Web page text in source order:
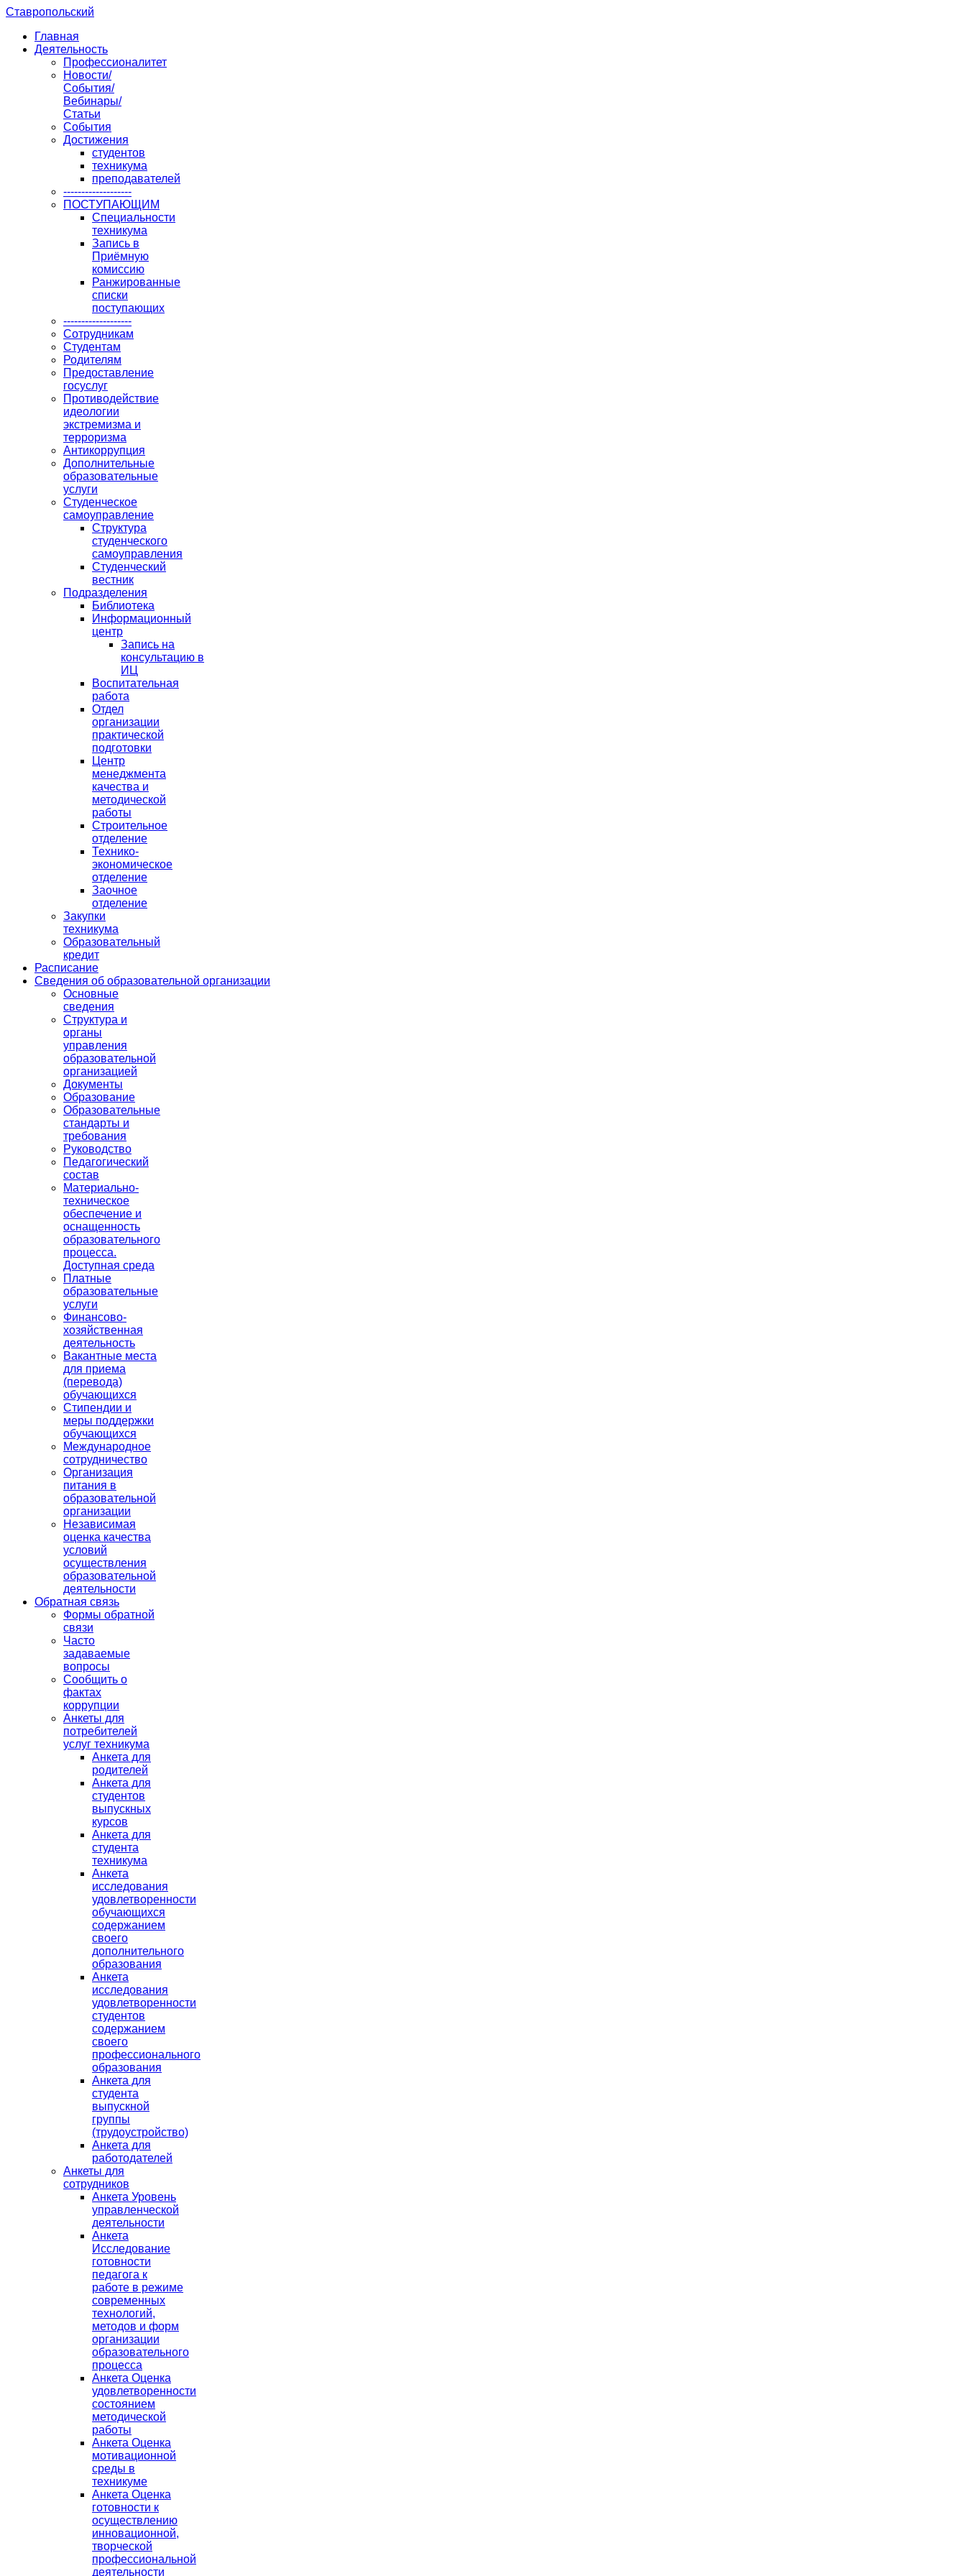
Ставропольский
Главная
Деятельность
Профессионалитет
Новости/
События/
Вебинары/
Статьи
События
Достижения
студентов
техникума
преподавателей
-------------------
ПОСТУПАЮЩИМ
Специальности
техникума
Запись в
Приёмную
комиссию
Ранжированные
списки
поступающих
-------------------
Сотрудникам
Студентам
Родителям
Предоставление
госуслуг
Противодействие
идеологии
экстремизма и
терроризма
Антикоррупция
Дополнительные
образовательные
услуги
Студенческое
самоуправление
Структура
студенческого
самоуправления
Студенческий
вестник
Подразделения
Библиотека
Информационный
центр
Запись на
консультацию в
ИЦ
Воспитательная
работа
Отдел
организации
практической
подготовки
Центр
менеджмента
качества и
методической
работы
Строительное
отделение
Технико-
экономическое
отделение
Заочное
отделение
Закупки
техникума
Образовательный
кредит
Расписание
Сведения об образовательной организации
Основные
сведения
Структура и
органы
управления
образовательной
организацией
Документы
Образование
Образовательные
стандарты и
требования
Руководство
Педагогический
состав
Материально-
техническое
обеспечение и
оснащенность
образовательного
процесса.
Доступная среда
Платные
образовательные
услуги
Финансово-
хозяйственная
деятельность
Вакантные места
для приема
(перевода)
обучающихся
Стипендии и
меры поддержки
обучающихся
Международное
сотрудничество
Организация
питания в
образовательной
организации
Независимая
оценка качества
условий
осуществления
образовательной
деятельности
Обратная связь
Формы обратной
связи
Часто
задаваемые
вопросы
Сообщить о
фактах
коррупции
Анкеты для
потребителей
услуг техникума
Анкета для
родителей
Анкета для
студентов
выпускных
курсов
Анкета для
студента
техникума
Анкета
исследования
удовлетворенности
обучающихся
содержанием
своего
дополнительного
образования
Анкета
исследования
удовлетворенности
студентов
содержанием
своего
профессионального
образования
Анкета для
студента
выпускной
группы
(трудоустройство)
Анкета для
работодателей
Анкеты для
сотрудников
Анкета Уровень
управленческой
деятельности
Анкета
Исследование
готовности
педагога к
работе в режиме
современных
технологий,
методов и форм
организации
образовательного
процесса
Анкета Оценка
удовлетворенности
состоянием
методической
работы
Анкета Оценка
мотивационной
среды в
техникуме
Анкета Оценка
готовности к
осуществлению
инновационной,
творческой
профессиональной
деятельности